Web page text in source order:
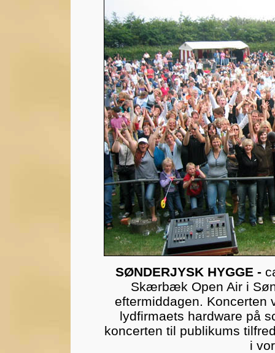
SØNDERJYSK HYGGE -
Skærbæk Open Air i
eftermiddagen.
lydfirmaets hardware på
koncerten til publikums
i